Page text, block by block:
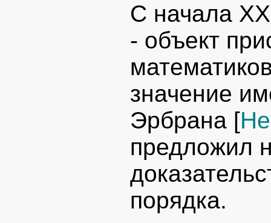
С начала
- объект
значение
Эрбрана [
предложил
порядка.